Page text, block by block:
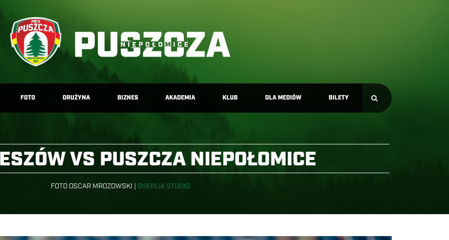
FOTO DRUŻYNA BIZNES AKADEMIA KLUB DLA MEDIÓW BILETY
VS PUSZCZA NIEPOŁOMICE
FOTO OSCAR MROZOWSKI | OVERLIA STUDIO